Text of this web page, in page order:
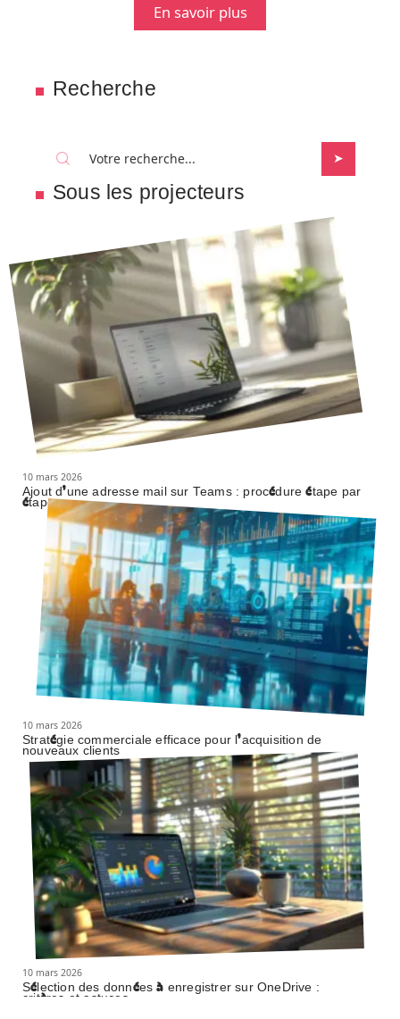
En savoir plus
Recherche
Sous les projecteurs
10 mars 2026
Ajout d’une adresse mail sur Teams : procédure étape par
étape
10 mars 2026
Stratégie commerciale efficace pour l’acquisition de
nouveaux clients
10 mars 2026
Sélection des données à enregistrer sur OneDrive :
critères et astuces